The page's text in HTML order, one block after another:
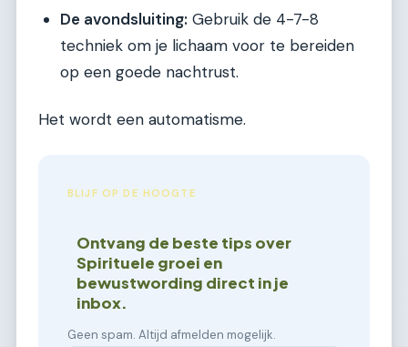
De avondsluiting: Gebruik de 4-7-8
techniek om je lichaam voor te bereiden
op een goede nachtrust.
Het wordt een automatisme.
BLIJF OP DE HOOGTE
Ontvang de beste tips over
Spirituele groei en
bewustwording direct in je
inbox.
Geen spam. Altijd afmelden mogelijk.